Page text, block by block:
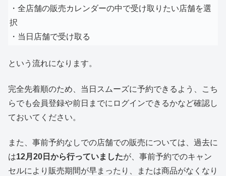
・全店舗の販売カレンダーの中で受け取りたい店舗を選
択
・当日店舗で受け取る
という流れになります。
完全先着順のため、当日スムーズに予約できるよう、こち
らでも会員登録や前日までにログインできるかなど確認し
ておいてください。
また、事前予約なしでの店舗での販売については、過去に
は12月20日から行っていましたが、事前予約でのキャン
セルにより販売期間が早まったり、または商品がなくなり